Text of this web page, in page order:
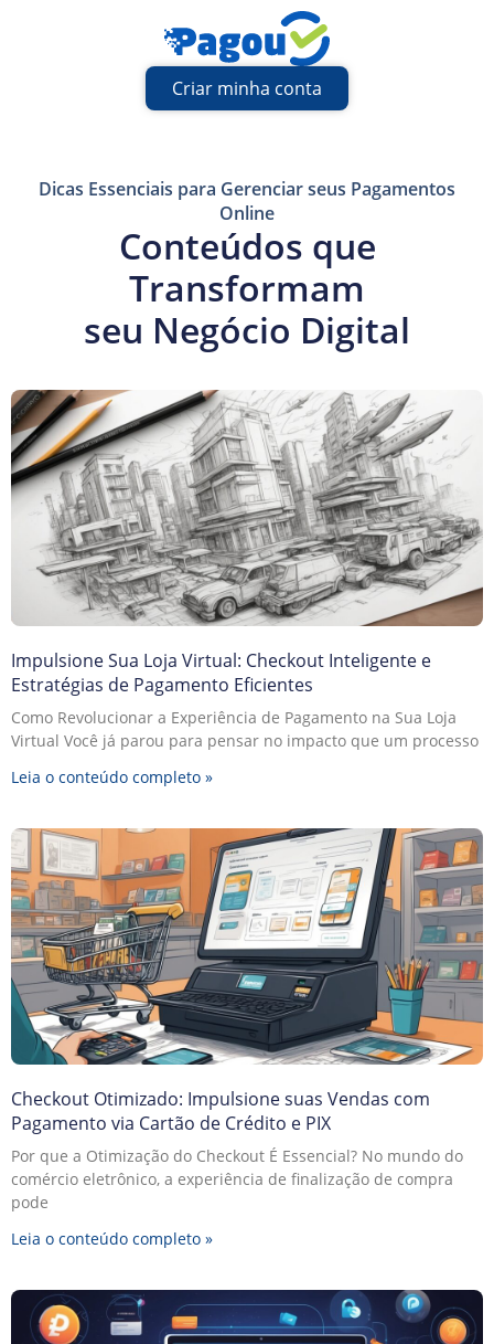
Criar minha conta
Dicas Essenciais para Gerenciar seus Pagamentos
Online
Conteúdos que
Transformam
seu Negócio Digital
Impulsione Sua Loja Virtual: Checkout Inteligente e
Estratégias de Pagamento Eficientes
Como Revolucionar a Experiência de Pagamento na Sua Loja
Virtual Você já parou para pensar no impacto que um processo
Leia o conteúdo completo »
Checkout Otimizado: Impulsione suas Vendas com
Pagamento via Cartão de Crédito e PIX
Por que a Otimização do Checkout É Essencial? No mundo do
comércio eletrônico, a experiência de finalização de compra
pode
Leia o conteúdo completo »